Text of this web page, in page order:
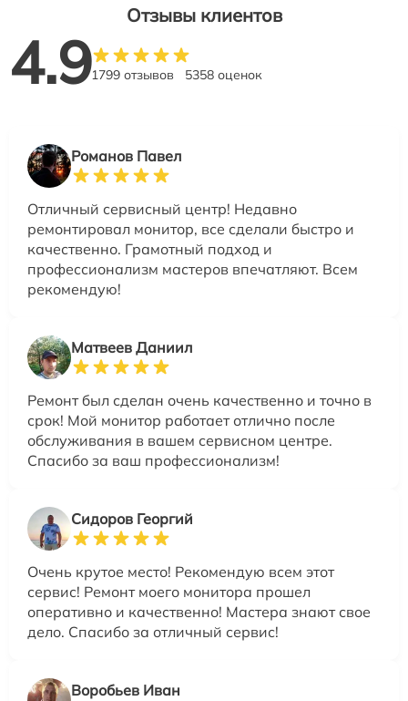
Отзывы клиентов
4.91799 отзывов 5358 оценок
Романов Павел
Отличный сервисный центр! Недавно
ремонтировал монитор, все сделали быстро и
качественно. Грамотный подход и
профессионализм мастеров впечатляют. Всем
рекомендую!
Матвеев Даниил
Ремонт был сделан очень качественно и точно в
срок! Мой монитор работает отлично после
обслуживания в вашем сервисном центре.
Спасибо за ваш профессионализм!
Сидоров Георгий
Очень крутое место! Рекомендую всем этот
сервис! Ремонт моего монитора прошел
оперативно и качественно! Мастера знают свое
дело. Спасибо за отличный сервис!
Воробьев Иван